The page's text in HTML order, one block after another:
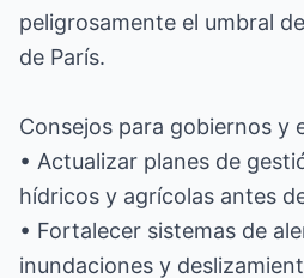
peligrosamente el umbral
de París.
Consejos para gobiernos y
• Actualizar planes de
hídricos y agrícolas antes
• Fortalecer sistemas de
inundaciones y